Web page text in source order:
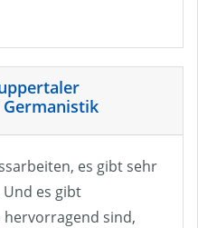
es gibt sehr
es gibt
sind,